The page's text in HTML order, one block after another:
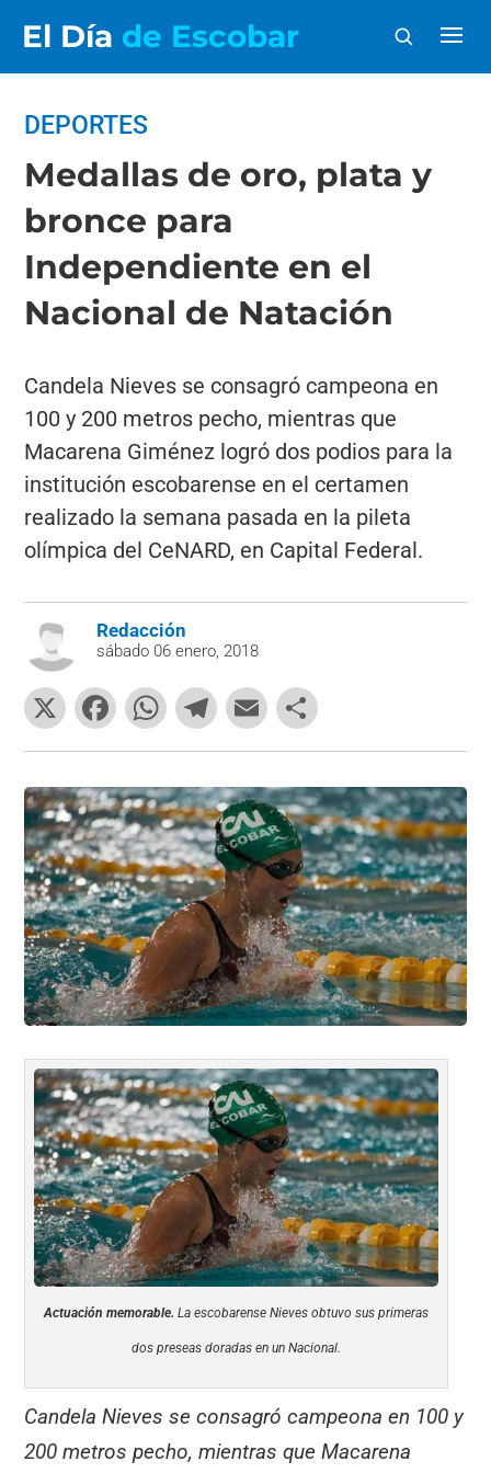
El Día de Escobar
DEPORTES
Medallas de oro, plata y
bronce para
Independiente en el
Nacional de Natación
Candela Nieves se consagró campeona en
100 y 200 metros pecho, mientras que
Macarena Giménez logró dos podios para la
institución escobarense en el certamen
realizado la semana pasada en la pileta
olímpica del CeNARD, en Capital Federal.
Redacción
sábado 06 enero, 2018
X
F
a
c
e
b
o
o
k
W
h
at
s
A
p
p
T
el
e
gr
a
m
E
m
ai
l
o
m
p
ar
tir
Actuación memorable. La escobarense Nieves obtuvo sus primeras
dos preseas doradas en un Nacional.
Candela Nieves se consagró campeona en 100 y
200 metros pecho, mientras que Macarena